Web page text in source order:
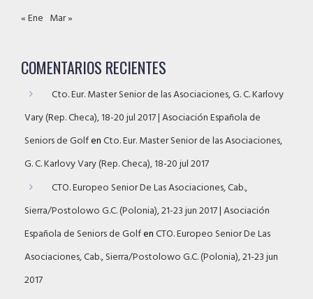
« Ene Mar »
COMENTARIOS RECIENTES
Cto. Eur. Master Senior de las Asociaciones, G. C. Karlovy
Vary (Rep. Checa), 18-20 jul 2017 | Asociación Española de
Seniors de GolfenCto. Eur. Master Senior de las Asociaciones,
G. C. Karlovy Vary (Rep. Checa), 18-20 jul 2017
CTO. Europeo Senior De Las Asociaciones, Cab.,
Sierra/Postolowo G.C. (Polonia), 21-23 jun 2017 | Asociación
Española de Seniors de GolfenCTO. Europeo Senior De Las
Asociaciones, Cab., Sierra/Postolowo G.C. (Polonia), 21-23 jun
2017